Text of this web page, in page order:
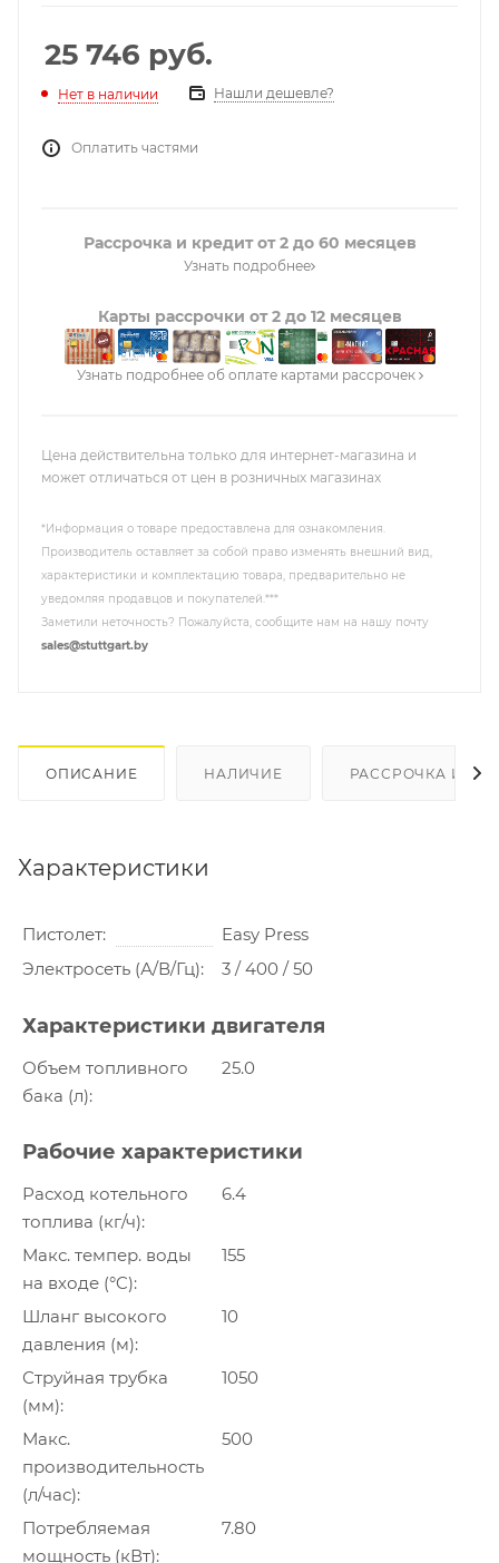
25 746 руб.
Нет в наличии Нашли дешевле?
Оплатить частями
Рассрочка и кредит от 2 до 60 месяцев
Узнать подробнее
Карты рассрочки от 2 до 12 месяцев
Узнать подробнее об оплате картами рассрочек
Цена действительна только для интернет-магазина и
может отличаться от цен в розничных магазинах
*Информация о товаре предоставлена для ознакомления.
Производитель оставляет за собой право изменять внешний вид,
характеристики и комплектацию товара, предварительно не
уведомляя продавцов и покупателей.***
Заметили неточность? Пожалуйста, сообщите нам на нашу почту
sales@stuttgart.by
ОПИСАНИЕ НАЛИЧИЕ РАССРОЧКА И
Характеристики
Пистолет
Easy Press
Электросеть (А/В/Гц)
3 / 400 / 50
Характеристики двигателя
Объем топливного
бака (л)
25.0
Рабочие характеристики
Расход котельного
топлива (кг/ч)
6.4
Макс. темпер. воды
на входе (°C)
155
Шланг высокого
давления (м)
10
Струйная трубка
(мм)
1050
Макс.
производительность
(л/час)
500
Потребляемая
мощность (кВт)
7.80